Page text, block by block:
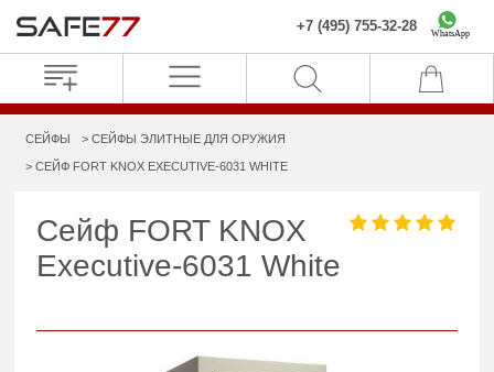
+7 (495) 755-32-28 WhatsApp
СЕЙФЫ СЕЙФЫ ЭЛИТНЫЕ ДЛЯ ОРУЖИЯ
СЕЙФ FORT KNOX EXECUTIVE-6031 WHITE
Сейф FORT KNOX
Executive-6031 White